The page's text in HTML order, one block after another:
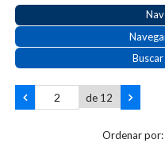
de 12
Ordenar por: